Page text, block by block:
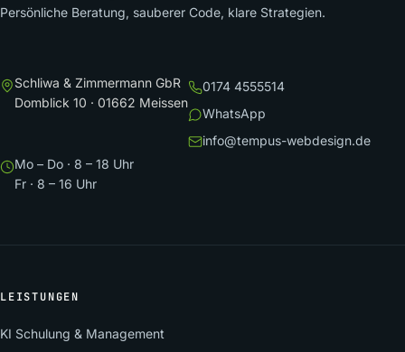
Persönliche Beratung, sauberer Code, klare Strategien.
Schliwa & Zimmermann GbR
Domblick 10 · 01662 Meissen
0174 4555514
WhatsApp
info@tempus-webdesign.de
Mo – Do · 8 – 18 Uhr
Fr · 8 – 16 Uhr
LEISTUNGEN
KI Schulung & Management